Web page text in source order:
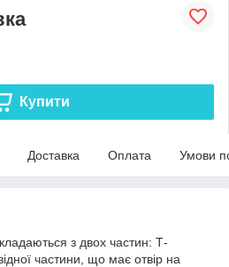
Купити
Доставка Оплата Умови
з двох частин: Т-
частини, що має отвір на